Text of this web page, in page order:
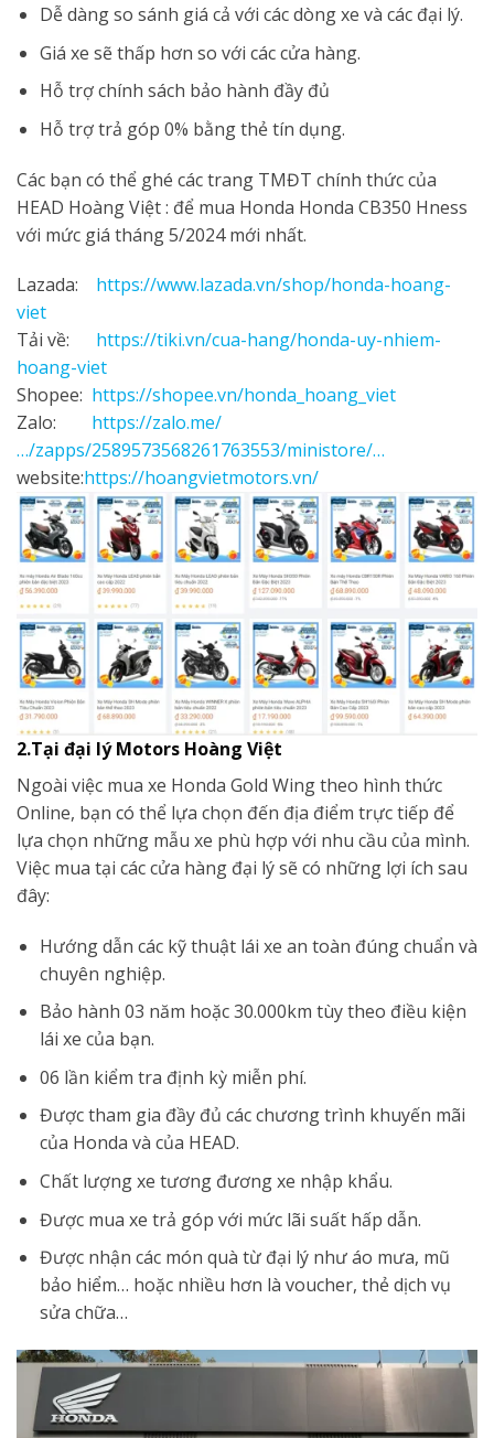
Dễ dàng so sánh giá cả với các dòng xe và các đại lý.
Giá xe sẽ thấp hơn so với các cửa hàng.
Hỗ trợ chính sách bảo hành đầy đủ
Hỗ trợ trả góp 0% bằng thẻ tín dụng.
Các bạn có thể ghé các trang TMĐT chính thức của
HEAD Hoàng Việt : để mua Honda Honda CB350 Hness
với mức giá tháng 5/2024 mới nhất.
Lazada: https://www.lazada.vn/shop/honda-hoang-
viet
Tải về: https://tiki.vn/cua-hang/honda-uy-nhiem-
hoang-viet
Shopee: https://shopee.vn/honda_hoang_viet
Zalo: https://zalo.me/
…/zapps/2589573568261763553/ministore/…
website:https://hoangvietmotors.vn/
2.Tại đại lý Motors Hoàng Việt
Ngoài việc mua xe Honda Gold Wing theo hình thức
Online, bạn có thể lựa chọn đến địa điểm trực tiếp để
lựa chọn những mẫu xe phù hợp với nhu cầu của mình.
Việc mua tại các cửa hàng đại lý sẽ có những lợi ích sau
đây:
Hướng dẫn các kỹ thuật lái xe an toàn đúng chuẩn và
chuyên nghiệp.
Bảo hành 03 năm hoặc 30.000km tùy theo điều kiện
lái xe của bạn.
06 lần kiểm tra định kỳ miễn phí.
Được tham gia đầy đủ các chương trình khuyến mãi
của Honda và của HEAD.
Chất lượng xe tương đương xe nhập khẩu.
Được mua xe trả góp với mức lãi suất hấp dẫn.
Được nhận các món quà từ đại lý như áo mưa, mũ
bảo hiểm… hoặc nhiều hơn là voucher, thẻ dịch vụ
sửa chữa…